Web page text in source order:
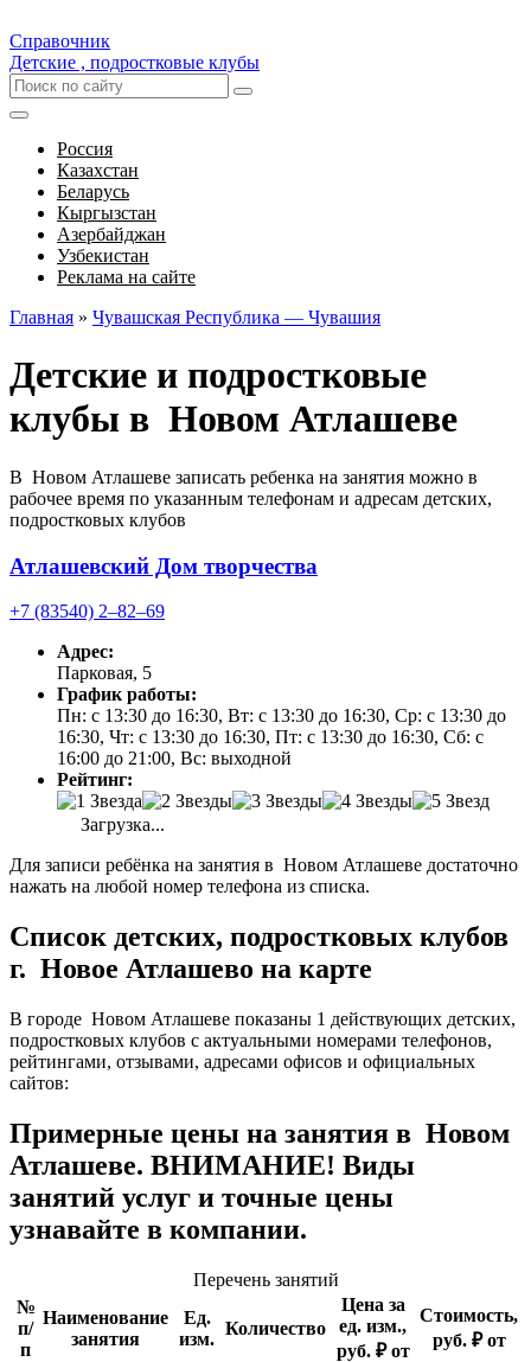
Справочник
Детские , подростковые клубы
Россия
Казахстан
Беларусь
Кыргызстан
Азербайджан
Узбекистан
Реклама на сайте
Главная » Чувашская Республика — Чувашия
Детские и подростковые
клубы в Новом Атлашеве
В Новом Атлашеве записать ребенка на занятия можно в
рабочее время по указанным телефонам и адресам детских,
подростковых клубов
Атлашевский Дом творчества
+7 (83540) 2‒82‒69
Адрес:
Парковая, 5
График работы:
Пн: с 13:30 до 16:30, Вт: с 13:30 до 16:30, Ср: с 13:30 до
16:30, Чт: с 13:30 до 16:30, Пт: с 13:30 до 16:30, Сб: с
16:00 до 21:00, Вс: выходной
Рейтинг:
Загрузка...
Для записи ребёнка на занятия в Новом Атлашеве достаточно
нажать на любой номер телефона из списка.
Список детских, подростковых клубов
г. Новое Атлашево на карте
В городе Новом Атлашеве показаны 1 действующих детских,
подростковых клубов с актуальными номерами телефонов,
рейтингами, отзывами, адресами офисов и официальных
сайтов:
Примерные цены на занятия в Новом
Атлашеве. ВНИМАНИЕ! Виды
занятий услуг и точные цены
узнавайте в компании.
Перечень занятий
№
п/
п
Наименование
занятия
Ед.
изм.
Количество
Цена за
ед. изм.,
руб. ₽ от
Стоимость,
руб. ₽ от